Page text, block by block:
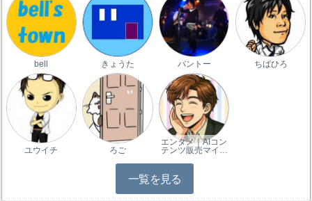
bell きょうた バントー ちばひろ
ユウイチ ろご
エンタメ｜AIコン
テンツ販売マイ…
一覧を見る